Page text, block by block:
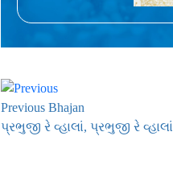
Previous Bhajan
પ્રભુજી રે વ્હાલાં, પ્રભુજી રે